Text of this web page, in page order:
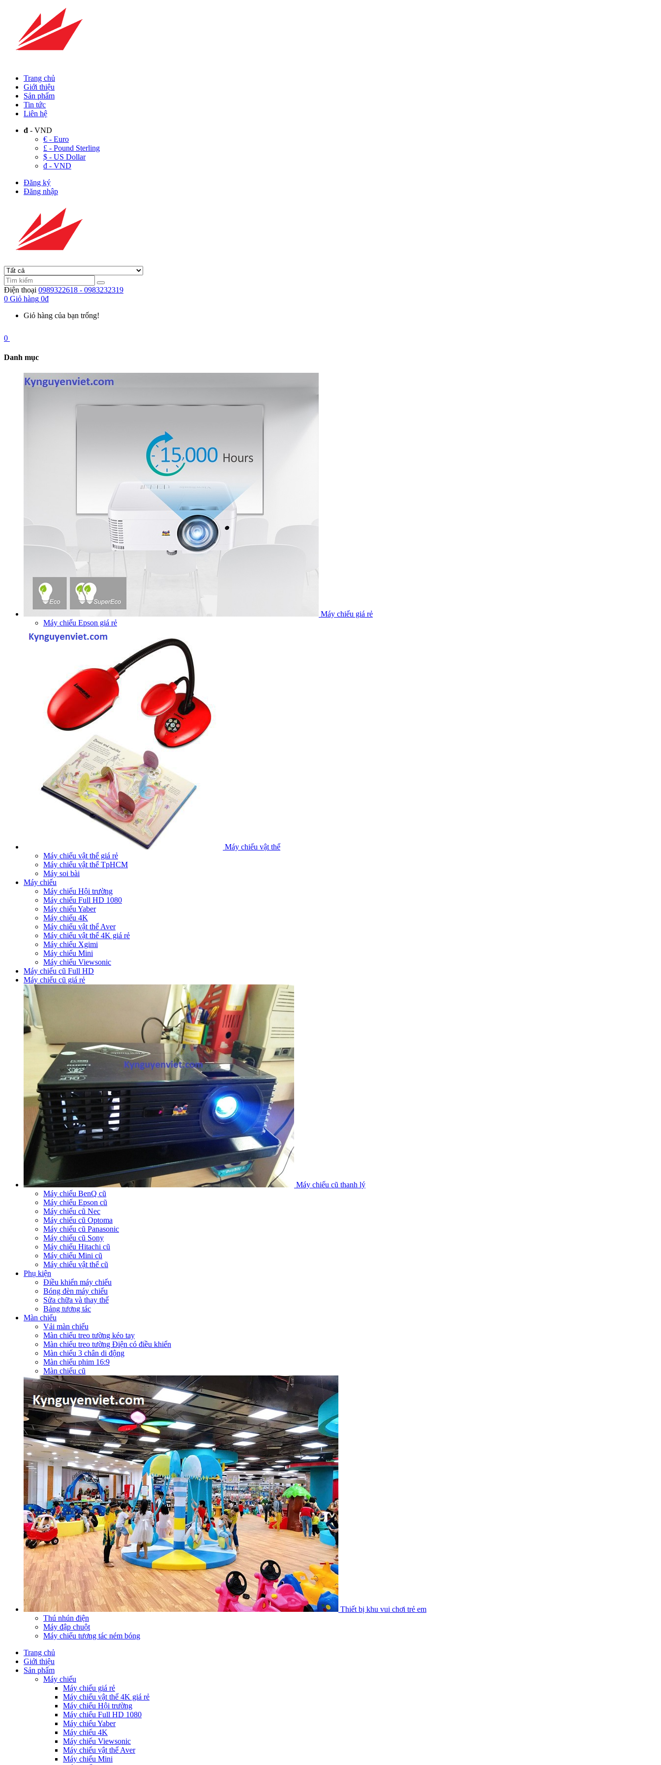
Trang chủ
Giới thiệu
Sản phẩm
Tin tức
Liên hệ
đ - VND
€ - Euro
£ - Pound Sterling
$ - US Dollar
đ - VND
Đăng ký
Đăng nhập
Điện thoại 0989322618 - 0983232319
0 Giỏ hàng 0đ
Giỏ hàng của bạn trống!
0
Danh mục
Máy chiếu giá rẻ
Máy chiếu Epson giá rẻ
Máy chiếu vật thể
Máy chiếu vật thể giá rẻ
Máy chiếu vật thể TpHCM
Máy soi bài
Máy chiếu
Máy chiếu Hội trường
Máy chiếu Full HD 1080
Máy chiếu Yaber
Máy chiếu 4K
Máy chiếu vật thể Aver
Máy chiếu vật thể 4K giá rẻ
Máy chiếu Xgimi
Máy chiếu Mini
Máy chiếu Viewsonic
Máy chiếu cũ Full HD
Máy chiếu cũ giá rẻ
Máy chiếu cũ thanh lý
Máy chiếu BenQ cũ
Máy chiếu Epson cũ
Máy chiếu cũ Nec
Máy chiếu cũ Optoma
Máy chiếu cũ Panasonic
Máy chiếu cũ Sony
Máy chiếu Hitachi cũ
Máy chiếu Mini cũ
Máy chiếu vật thể cũ
Phụ kiện
Điều khiển máy chiếu
Bóng đèn máy chiếu
Sửa chữa và thay thế
Bảng tương tác
Màn chiếu
Vải màn chiếu
Màn chiếu treo tường kéo tay
Màn chiếu treo tường Điện có điều khiển
Màn chiếu 3 chân di động
Màn chiếu phim 16:9
Màn chiếu cũ
Thiết bị khu vui chơi trẻ em
Thú nhún điện
Máy đập chuột
Máy chiếu tương tác ném bóng
Trang chủ
Giới thiệu
Sản phẩm
Máy chiếu
Máy chiếu giá rẻ
Máy chiếu vật thể 4K giá rẻ
Máy chiếu Hội trường
Máy chiếu Full HD 1080
Máy chiếu Yaber
Máy chiếu 4K
Máy chiếu Viewsonic
Máy chiếu vật thể Aver
Máy chiếu Mini